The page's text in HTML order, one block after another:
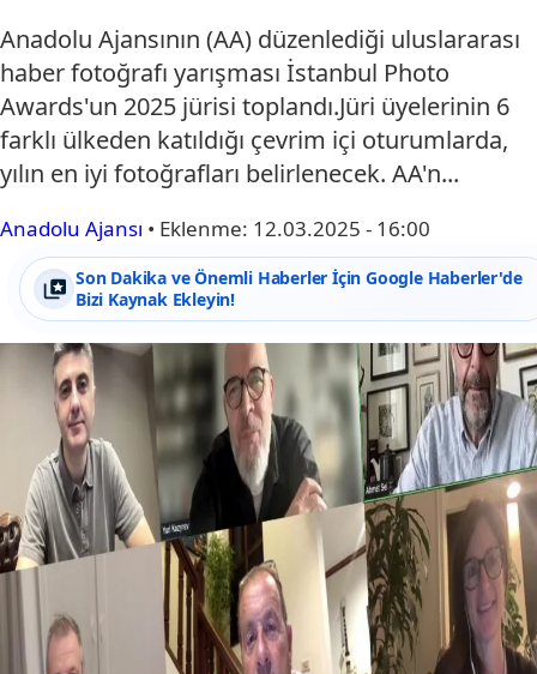
Anadolu Ajansının (AA) düzenlediği uluslararası
haber fotoğrafı yarışması İstanbul Photo
Awards'un 2025 jürisi toplandı.Jüri üyelerinin 6
farklı ülkeden katıldığı çevrim içi oturumlarda,
yılın en iyi fotoğrafları belirlenecek. AA'n...
Anadolu Ajansı • Eklenme: 12.03.2025 - 16:00
Son Dakika ve Önemli Haberler İçin Google Haberler'de
Bizi Kaynak Ekleyin!